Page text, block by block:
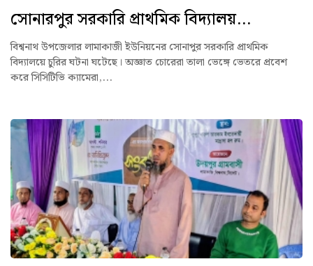
সোনারপুর সরকারি প্রাথমিক বিদ্যালয়...
বিশ্বনাথ উপজেলার লামাকাজী ইউনিয়নের সোনাপুর সরকারি প্রাথমিক
বিদ্যালয়ে চুরির ঘটনা ঘটেছে। অজ্ঞাত চোরেরা তালা ভেঙ্গে ভেতরে প্রবেশ
করে সিসিটিভি ক্যামেরা,...